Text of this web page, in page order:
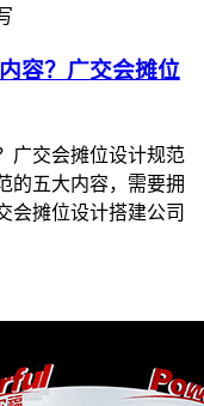
容？广交会摊位
广交会摊位设计规范
的五大内容，需要拥
会摊位设计搭建公司